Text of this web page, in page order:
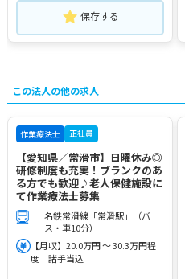
保存する
この法人の他の求人
作業療法士 正社員
【愛知県／常滑市】日曜休み◎
研修制度も充実！ブランクのあ
る方でも歓迎♪老人保健施設に
て作業療法士募集
名鉄常滑線「常滑駅」（バ
ス・車10分）
【月収】20.0万円 ～ 30.3万円程
度 諸手当込